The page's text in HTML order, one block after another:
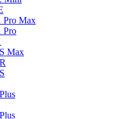
Pro Max
Pro
Max